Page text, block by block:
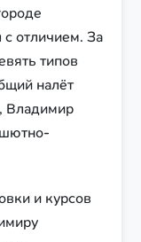
отличием. За
типов
налёт
Владимир
и курсов